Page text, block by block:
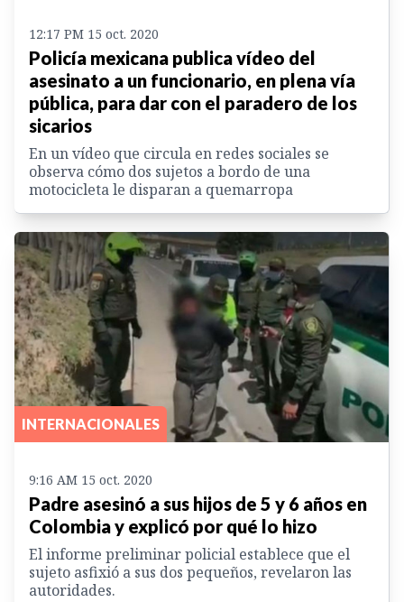
12:17 PM 15 oct. 2020
Policía mexicana publica vídeo del
asesinato a un funcionario, en plena vía
pública, para dar con el paradero de los
sicarios
En un vídeo que circula en redes sociales se
observa cómo dos sujetos a bordo de una
motocicleta le disparan a quemarropa
INTERNACIONALES
9:16 AM 15 oct. 2020
Padre asesinó a sus hijos de 5 y 6 años en
Colombia y explicó por qué lo hizo
El informe preliminar policial establece que el
sujeto asfixió a sus dos pequeños, revelaron las
autoridades.